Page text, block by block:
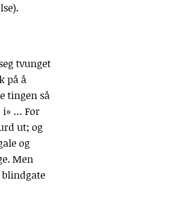
tvunget
på å
tingen så
i» … For
ut; og
og
Men
blindgate